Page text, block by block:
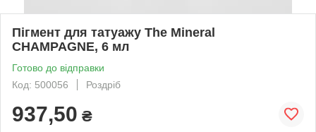
Пігмент для татуажу The Mineral
CHAMPAGNE, 6 мл
Готово до відправки
Код: 500056
Роздріб
937,50 ₴